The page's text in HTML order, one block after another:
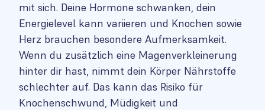
mit sich. Deine Hormone schwanken, dein
Energielevel kann variieren und Knochen sowie
Herz brauchen besondere Aufmerksamkeit.
Wenn du zusätzlich eine Magenverkleinerung
hinter dir hast, nimmt dein Körper Nährstoffe
schlechter auf. Das kann das Risiko für
Knochenschwund, Müdigkeit und